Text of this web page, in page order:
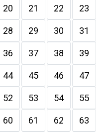
20 21 22 23
28 29 30 31
36 37 38 39
44 45 46 47
52 53 54 55
60 61 62 63